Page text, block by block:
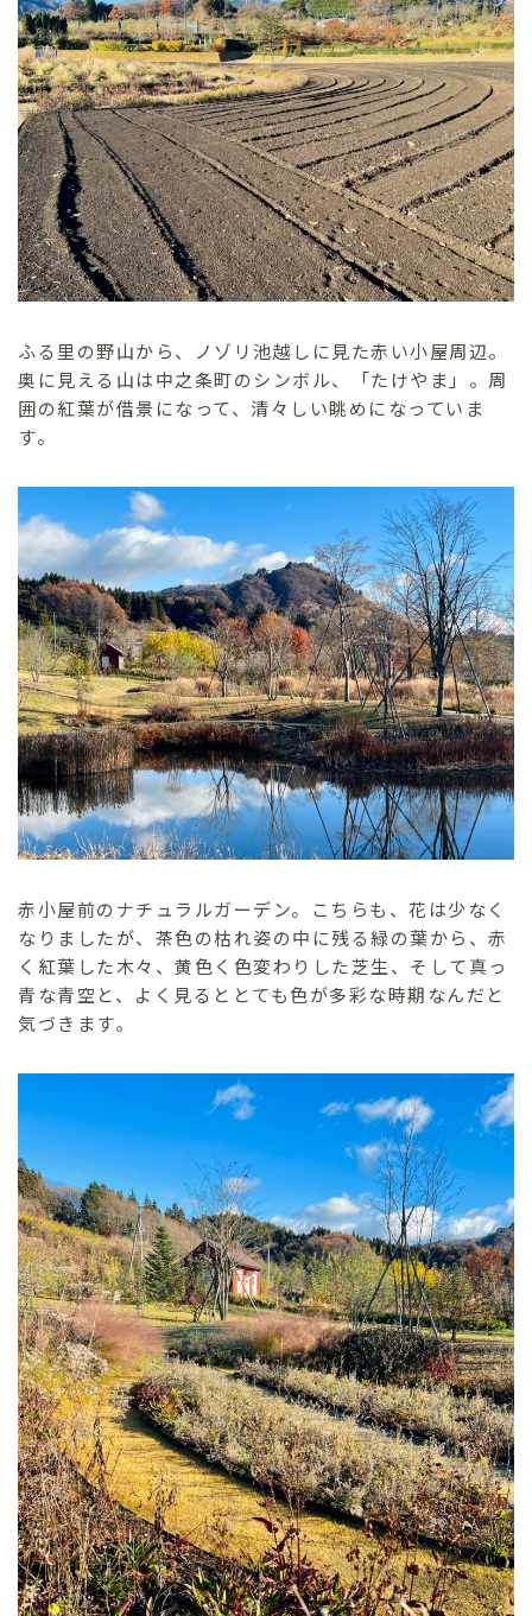
ふる里の野山から、ノゾリ池越しに見た赤い小屋周辺。
奥に見える山は中之条町のシンボル、「たけやま」。周
囲の紅葉が借景になって、清々しい眺めになっていま
す。
赤小屋前のナチュラルガーデン。こちらも、花は少なく
なりましたが、茶色の枯れ姿の中に残る緑の葉から、赤
く紅葉した木々、黄色く色変わりした芝生、そして真っ
青な青空と、よく見るととても色が多彩な時期なんだと
気づきます。